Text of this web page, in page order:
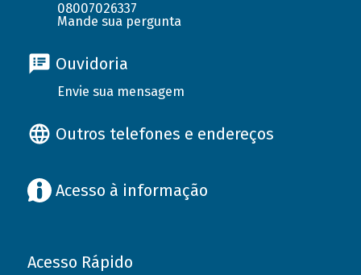
08007026337
Mande sua pergunta
Ouvidoria
Envie sua mensagem
Outros telefones e endereços
Acesso à informação
Acesso Rápido